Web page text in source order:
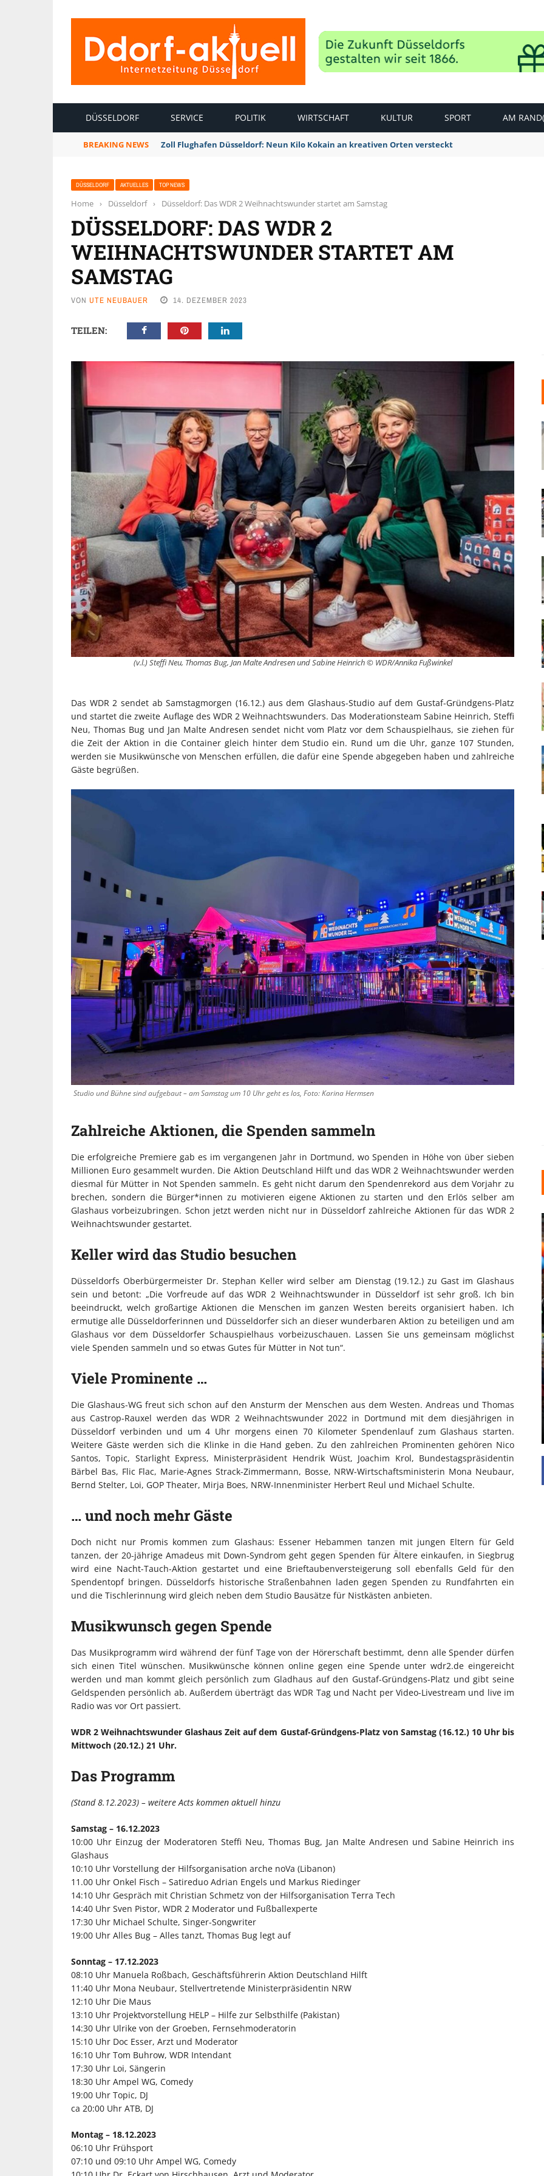
DÜSSELDORF SERVICE POLITIK WIRTSCHAFT KULTUR SPORT AM
BREAKING NEWS Zoll Flughafen Düsseldorf: Neun Kilo Kokain an kreativen Orten versteckt
DÜSSELDORF AKTUELLES TOP NEWS
Home › Düsseldorf › Düsseldorf: Das WDR 2 Weihnachtswunder startet am Samstag
DÜSSELDORF: DAS WDR 2
WEIHNACHTSWUNDER STARTET AM
SAMSTAG
VON UTE NEUBAUER 14. DEZEMBER 2023
TEILEN:
(v.l.) Steffi Neu, Thomas Bug, Jan Malte Andresen und Sabine Heinrich © WDR/Annika Fußwinkel
Das WDR 2 sendet ab Samstagmorgen (16.12.) aus dem Glashaus-Studio auf dem Gustaf-Gründgens-Platz
und startet die zweite Auflage des WDR 2 Weihnachtswunders. Das Moderationsteam Sabine Heinrich, Steffi
Neu, Thomas Bug und Jan Malte Andresen sendet nicht vom Platz vor dem Schauspielhaus, sie ziehen für
die Zeit der Aktion in die Container gleich hinter dem Studio ein. Rund um die Uhr, ganze 107 Stunden,
werden sie Musikwünsche von Menschen erfüllen, die dafür eine Spende abgegeben haben und zahlreiche
Gäste begrüßen.
Studio und Bühne sind aufgebaut – am Samstag um 10 Uhr geht es los, Foto: Karina Hermsen
Zahlreiche Aktionen, die Spenden sammeln
Die erfolgreiche Premiere gab es im vergangenen Jahr in Dortmund, wo Spenden in Höhe von über sieben
Millionen Euro gesammelt wurden. Die Aktion Deutschland Hilft und das WDR 2 Weihnachtswunder werden
diesmal für Mütter in Not Spenden sammeln. Es geht nicht darum den Spendenrekord aus dem Vorjahr zu
brechen, sondern die Bürger*innen zu motivieren eigene Aktionen zu starten und den Erlös selber am
Glashaus vorbeizubringen. Schon jetzt werden nicht nur in Düsseldorf zahlreiche Aktionen für das WDR 2
Weihnachtswunder gestartet.
Keller wird das Studio besuchen
Düsseldorfs Oberbürgermeister Dr. Stephan Keller wird selber am Dienstag (19.12.) zu Gast im Glashaus
sein und betont: „Die Vorfreude auf das WDR 2 Weihnachtswunder in Düsseldorf ist sehr groß. Ich bin
beeindruckt, welch großartige Aktionen die Menschen im ganzen Westen bereits organisiert haben. Ich
ermutige alle Düsseldorferinnen und Düsseldorfer sich an dieser wunderbaren Aktion zu beteiligen und am
Glashaus vor dem Düsseldorfer Schauspielhaus vorbeizuschauen. Lassen Sie uns gemeinsam möglichst
viele Spenden sammeln und so etwas Gutes für Mütter in Not tun“.
Viele Prominente …
Die Glashaus-WG freut sich schon auf den Ansturm der Menschen aus dem Westen. Andreas und Thomas
aus Castrop-Rauxel werden das WDR 2 Weihnachtswunder 2022 in Dortmund mit dem diesjährigen in
Düsseldorf verbinden und um 4 Uhr morgens einen 70 Kilometer Spendenlauf zum Glashaus starten.
Weitere Gäste werden sich die Klinke in die Hand geben. Zu den zahlreichen Prominenten gehören Nico
Santos, Topic, Starlight Express, Ministerpräsident Hendrik Wüst, Joachim Krol, Bundestagspräsidentin
Bärbel Bas, Flic Flac, Marie-Agnes Strack-Zimmermann, Bosse, NRW-Wirtschaftsministerin Mona Neubaur,
Bernd Stelter, Loi, GOP Theater, Mirja Boes, NRW-Innenminister Herbert Reul und Michael Schulte.
… und noch mehr Gäste
Doch nicht nur Promis kommen zum Glashaus: Essener Hebammen tanzen mit jungen Eltern für Geld
tanzen, der 20-jährige Amadeus mit Down-Syndrom geht gegen Spenden für Ältere einkaufen, in Siegbrug
wird eine Nacht-Tauch-Aktion gestartet und eine Brieftaubenversteigerung soll ebenfalls Geld für den
Spendentopf bringen. Düsseldorfs historische Straßenbahnen laden gegen Spenden zu Rundfahrten ein
und die Tischlerinnung wird gleich neben dem Studio Bausätze für Nistkästen anbieten.
Musikwunsch gegen Spende
Das Musikprogramm wird während der fünf Tage von der Hörerschaft bestimmt, denn alle Spender dürfen
sich einen Titel wünschen. Musikwünsche können online gegen eine Spende unter wdr2.de eingereicht
werden und man kommt gleich persönlich zum Gladhaus auf den Gustaf-Gründgens-Platz und gibt seine
Geldspenden persönlich ab. Außerdem überträgt das WDR Tag und Nacht per Video-Livestream und live im
Radio was vor Ort passiert.
WDR 2 Weihnachtswunder Glashaus Zeit auf dem Gustaf-Gründgens-Platz von Samstag (16.12.) 10 Uhr bis
Mittwoch (20.12.) 21 Uhr.
Das Programm
(Stand 8.12.2023) – weitere Acts kommen aktuell hinzu
Samstag – 16.12.2023
10:00 Uhr Einzug der Moderatoren Steffi Neu, Thomas Bug, Jan Malte Andresen und Sabine Heinrich ins
Glashaus
10:10 Uhr Vorstellung der Hilfsorganisation arche noVa (Libanon)
11.00 Uhr Onkel Fisch – Satireduo Adrian Engels und Markus Riedinger
14:10 Uhr Gespräch mit Christian Schmetz von der Hilfsorganisation Terra Tech
14:40 Uhr Sven Pistor, WDR 2 Moderator und Fußballexperte
17:30 Uhr Michael Schulte, Singer-Songwriter
19:00 Uhr Alles Bug – Alles tanzt, Thomas Bug legt auf
Sonntag – 17.12.2023
08:10 Uhr Manuela Roßbach, Geschäftsführerin Aktion Deutschland Hilft
11:40 Uhr Mona Neubaur, Stellvertretende Ministerpräsidentin NRW
12:10 Uhr Die Maus
13:10 Uhr Projektvorstellung HELP – Hilfe zur Selbsthilfe (Pakistan)
14:30 Uhr Ulrike von der Groeben, Fernsehmoderatorin
15:10 Uhr Doc Esser, Arzt und Moderator
16:10 Uhr Tom Buhrow, WDR Intendant
17:30 Uhr Loi, Sängerin
18:30 Uhr Ampel WG, Comedy
19:00 Uhr Topic, DJ
ca 20:00 Uhr ATB, DJ
Montag – 18.12.2023
06:10 Uhr Frühsport
07:10 und 09:10 Uhr Ampel WG, Comedy
INDUSTRIELLER CHIC: WIE
KUNSTSTOFFFENSTER DEN
LOFT-STIL IN IHREM
diesen Stil sind große Räume, schlicht gehalten
mit rustikalen Elementen und großen
Fensterflächen. Wie so vieles wurde ...